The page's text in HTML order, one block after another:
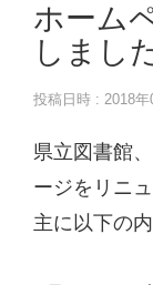
ホーム
しまし
投稿日時 : 2018
県立図書館
ージをリニ
主に以下の